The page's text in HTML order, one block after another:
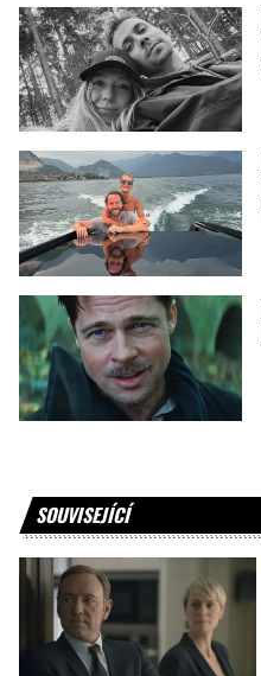
SOUVISEJÍCÍ